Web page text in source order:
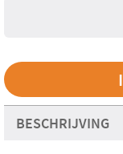
BESCHRIJVING